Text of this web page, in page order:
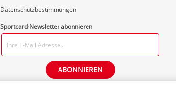
Datenschutzbestimmungen
Sportcard-Newsletter abonnieren